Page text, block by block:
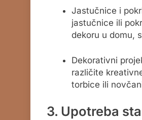
Jastučnice i
jastučnice ili
dekoru u domu,
Dekorativni
različite
torbice ili
3. Upotreba